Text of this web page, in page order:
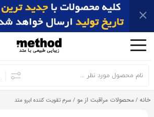
اشتراک
استفاده
از
روش‌هایخانه /محصولات مراقبت از مو / سرم تقویت کننده ابرو متد